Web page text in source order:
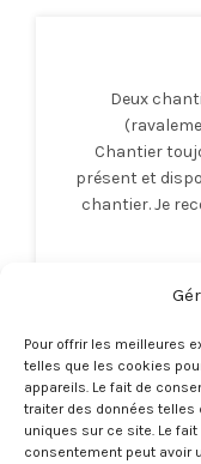
Pour offrir les meilleures
telles que les cookies
appareils. Le fait de
traiter des données telles
uniques sur ce site. Le
consentement peut avoir
Deux
Chantier
présent et
chantier. Je